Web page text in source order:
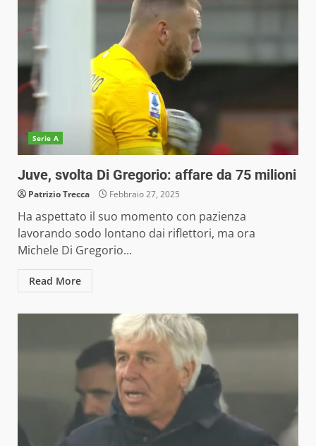
Serie A
Juve, svolta Di Gregorio: affare da 75 milioni
Patrizio Trecca Febbraio 27, 2025
Ha aspettato il suo momento con pazienza
lavorando sodo lontano dai riflettori, ma ora
Michele Di Gregorio...
Read More